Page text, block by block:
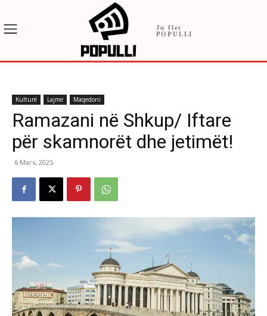
Ju flet
POPULLI
Kulturë Lajme Maqedoni
Ramazani në Shkup/ Iftare
për skamnorët dhe jetimët!
6 Mars, 2025